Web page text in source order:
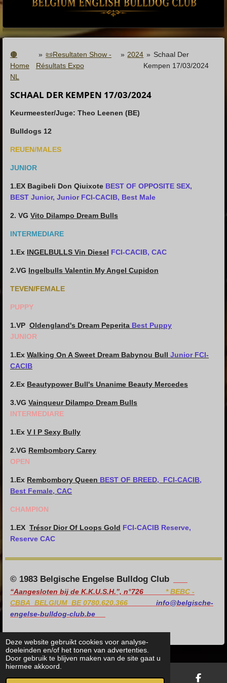
Deze website gebruikt cookies voor analyse-
doeleinden en/of het tonen van advertenties.
Door gebruik te blijven maken van de site gaat u
hiermee akkoord.
🟤
Home
NL
» 📜Resultaten Show -
Résultats Expo
» 2024 » Schaal Der
Kempen 17/03/2024
SCHAAL DER KEMPEN 17/03/2024
Keurmeester/Juge: Theo Leenen (BE)
Bulldogs 12
REUEN/MALES
JUNIOR
1.EX Bagibeli Don Qiuixote BEST OF OPPOSITE SEX,
BEST Junior, Junior FCI-CACIB, Best Male
2. VG Vito Dilampo Dream Bulls
INTERMEDIARE
1.Ex INGELBULLS Vin Diesel FCI-CACIB, CAC
2.VG Ingelbulls Valentin My Angel Cupidon
TEVEN/FEMALE
PUPPY
1.VP Oldengland's Dream Peperita Best Puppy
JUNIOR
1.Ex Walking On A Sweet Dream Babynou Bull Junior FCI-
CACIB
2.Ex Beautypower Bull's Unanime Beauty Mercedes
3.VG Vainqueur Dilampo Dream Bulls
INTERMEDIARE
1.Ex V I P Sexy Bully
2.VG Rembombory Carey
OPEN
1.Ex Rembombory Queen BEST OF BREED,
FCI-CACIB,
Best Female, CAC
CHAMPION
1.EX Trésor Dior Of Loops Gold FCI-CACIB Reserve,
Reserve CAC
© 1983 Belgische Engelse Bulldog Club
“Aangesloten bij de K.K.U.S.H.”, n°726 *BEBC -
CBBA BELGIUM BE 0780.620.366
info@belgische-
engelse-bulldog-club.be